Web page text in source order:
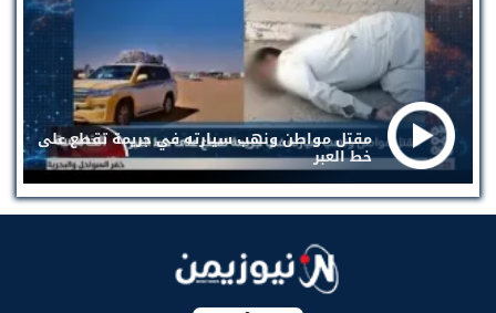
مقتل مواطن ونهب سيارته في جريمة تقطع على
خط العبر